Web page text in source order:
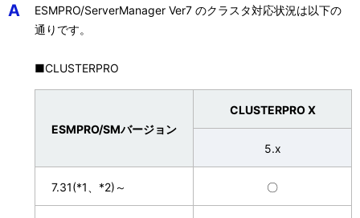
A
ESMPRO/ServerManager Ver7 のクラスタ対応状況は以下の
通りです。
■CLUSTERPRO
ESMPRO/SMバージョン
CLUSTERPRO X
5.x
7.31(*1、*2)～ 〇